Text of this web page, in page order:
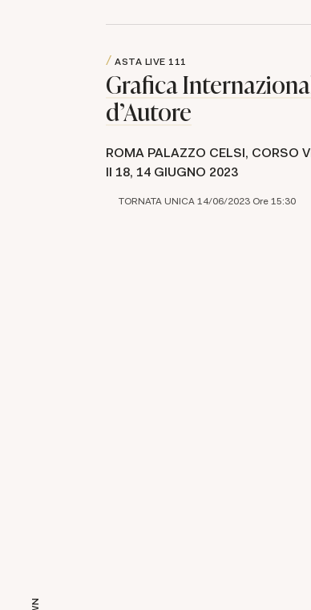
ASTA LIVE 111
Grafica
d'Autore
ROMA PALAZZO CELSI, CORSO
II 18, 14 GIUGNO 2023
TORNATA UNICA 14/06/2023 Ore 15:30